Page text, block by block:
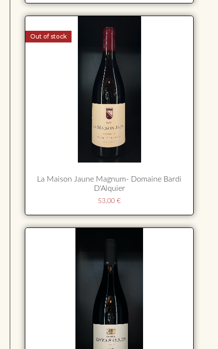
Out of stock
La Maison Jaune Magnum- Domaine Bardi
D'Alquier
53,00 €